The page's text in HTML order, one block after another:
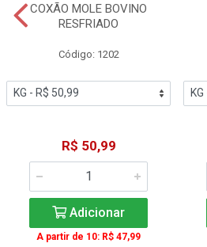
COXÃO MOLE BOVINO
RESFRIADO
Código: 1202
R$ 50,99
Adicionar
A partir de 10: R$ 47,99